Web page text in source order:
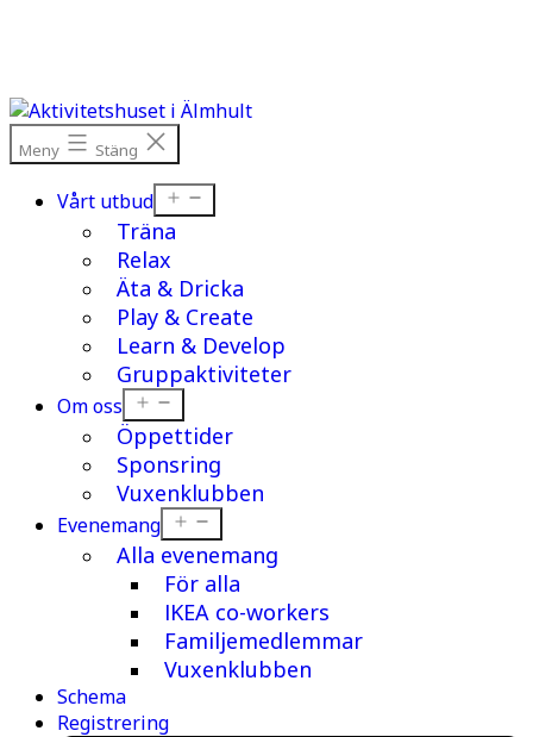
Meny Stäng
Vårt utbud
meny
Träna
Relax
Äta & Dricka
Play & Create
Learn & Develop
Gruppaktiviteter
Om oss
meny
Öppettider
Sponsring
Vuxenklubben
Evenemang
meny
Alla evenemang
För alla
IKEA co-workers
Familjemedlemmar
Vuxenklubben
Schema
Registrering